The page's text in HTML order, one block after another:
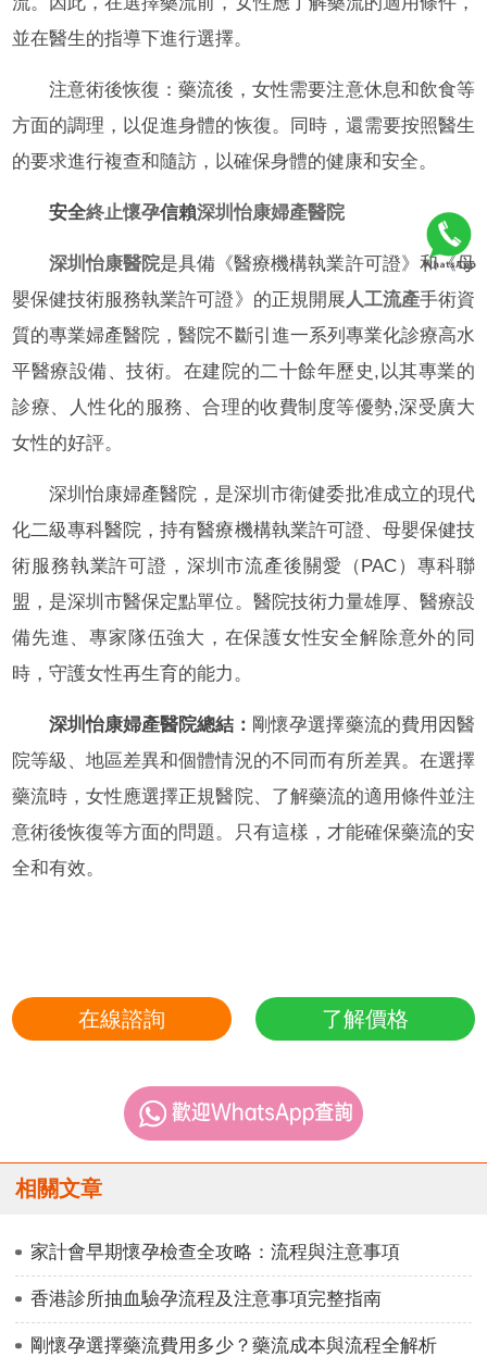
並在醫生的指導下進行選擇。
注意術後恢復：藥流後，女性需要注意休息和飲食等
方面的調理，以促進身體的恢復。同時，還需要按照醫生
的要求進行複查和隨訪，以確保身體的健康和安全。
安全終止懷孕信賴深圳怡康婦產醫院
深圳怡康醫院是具備《醫療機構執業許可證》和《母
嬰保健技術服務執業許可證》的正規開展人工流產手術資
質的專業婦產醫院，醫院不斷引進一系列專業化診療高水
平醫療設備、技術。在建院的二十餘年歷史,以其專業的
診療、人性化的服務、合理的收費制度等優勢,深受廣大
女性的好評。
深圳怡康婦產醫院，是深圳市衛健委批准成立的現代
化二級專科醫院，持有醫療機構執業許可證、母嬰保健技
術服務執業許可證，深圳市流產後關愛（PAC）專科聯
盟，是深圳市醫保定點單位。醫院技術力量雄厚、醫療設
備先進、專家隊伍強大，在保護女性安全解除意外的同
時，守護女性再生育的能力。
深圳怡康婦產醫院總結： 剛懷孕選擇藥流的費用因醫
院等級、地區差異和個體情況的不同而有所差異。在選擇
藥流時，女性應選擇正規醫院、了解藥流的適用條件並注
意術後恢復等方面的問題。只有這樣，才能確保藥流的安
全和有效。
在線諮詢 了解價格
相關文章
家計會早期懷孕檢查全攻略：流程與注意事項
香港診所抽血驗孕流程及注意事項完整指南
剛懷孕選擇藥流費用多少？藥流成本與流程全解析